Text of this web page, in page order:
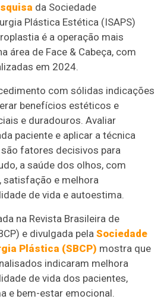
da Sociedade
Plástica Estética (ISAPS)
é a operação mais
área de Face & Cabeça, com
em 2024.
com sólidas indicações
benefícios estéticos e
e duradouros. Avaliar
paciente e aplicar a técnica
fatores decisivos para
a saúde dos olhos, com
satisfação e melhora
de vida e autoestima.
na Revista Brasileira de
e divulgada pelaSociedade
Plástica (SBCP) mostra que
indicaram melhora
de vida dos pacientes,
e bem-estar emocional.